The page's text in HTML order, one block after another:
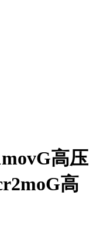
高压
高